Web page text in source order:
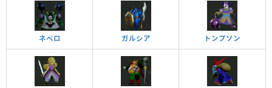
ネペロ ガルシア トンプソン